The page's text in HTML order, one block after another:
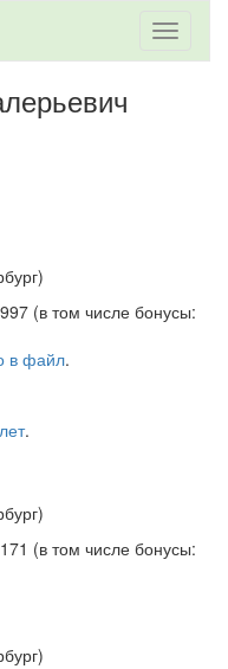
Toggle
(в том числе бонусы:
в файл.
.
(в том числе бонусы: